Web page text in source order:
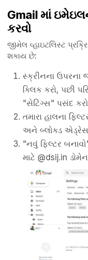
Gmail માં
કરવો
જીમેલ વ્હાઇટલિસ્ટ
શકાય છે:
સ્ક્રીનના ઉપરના
ક્લિક કરો, પછી
"સેટિંગ્સ" પસંદ
તમારા હાલના
અને બ્લોક્ડ
"નવું ફિલ્ટર
માટે @dsij.in